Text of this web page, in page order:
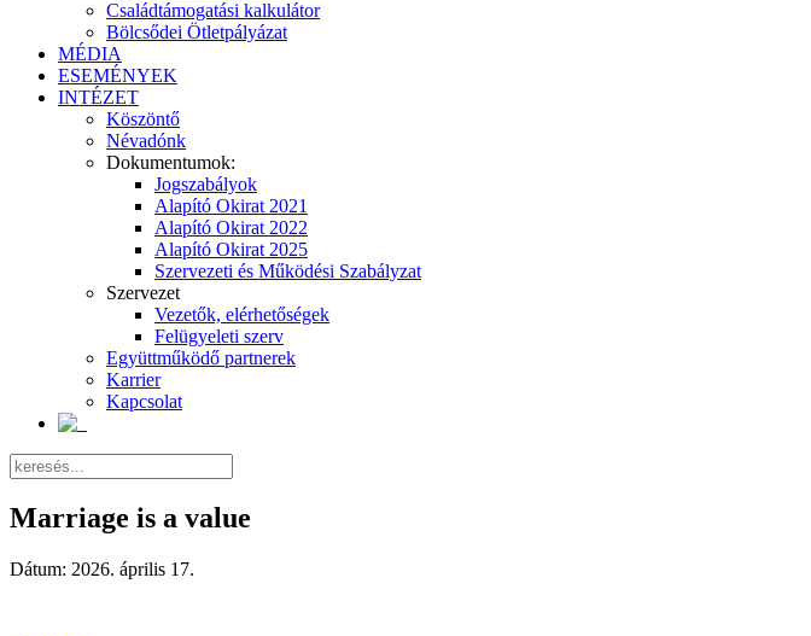
Családtámogatási kalkulátor
Bölcsődei Ötletpályázat
MÉDIA
ESEMÉNYEK
INTÉZET
Köszöntő
Névadónk
Dokumentumok:
Jogszabályok
Alapító Okirat 2021
Alapító Okirat 2022
Alapító Okirat 2025
Szervezeti és Működési Szabályzat
Szervezet
Vezetők, elérhetőségek
Felügyeleti szerv
Együttműködő partnerek
Karrier
Kapcsolat
Marriage is a value
Dátum: 2026. április 17.